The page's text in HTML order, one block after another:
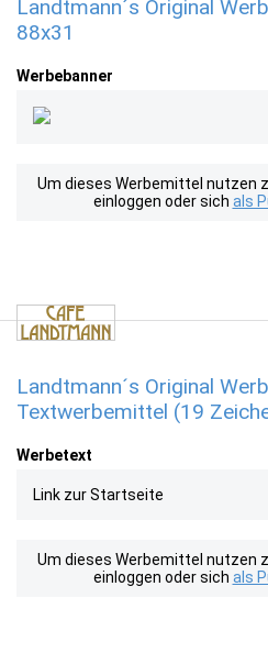
Landtmann´s Original
88x31
Werbebanner
Um dieses Werbemittel nutzen
einloggen oder sich als
Landtmann´s Original
Textwerbemittel (19
Werbetext
Link zur Startseite
Um dieses Werbemittel nutzen
einloggen oder sich als